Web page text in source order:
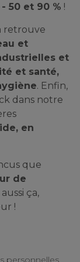
50 et 90 % !
retrouve
et
et
et santé,
. Enfin,
dans notre
en
que
de
ça,
!
personnelles